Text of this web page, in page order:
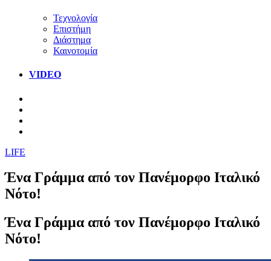
Τεχνολογία
Επιστήμη
Διάστημα
Καινοτομία
VIDEO
LIFE
Ένα Γράμμα από τον Πανέμορφο Ιταλικό
Νότο!
Ένα Γράμμα από τον Πανέμορφο Ιταλικό
Νότο!